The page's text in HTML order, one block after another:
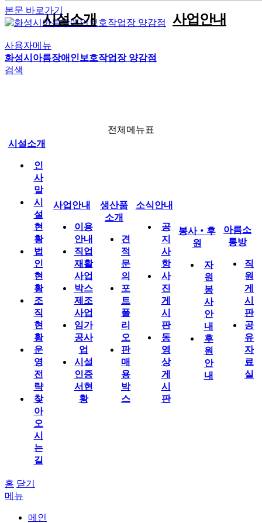
본문 바로가기
사용자메뉴
화성시아름장애인보호작업장 양감점
검색
시설소개
인사말
찾아오시는길
사업안내
견적문의
공지사항
봉사‧후원
자원봉사안내
아름소통방
직원게시판
전체메뉴표
시설소개
인
사
말
시
설
현
황
법
인
현
황
조
직
현
황
운
영
전
략
찾
아
오
시
는
길
사업안내
이용
안내
직업
재활
사업
박스
제조
사업
임가
공사
업
시설
인증
서현
황
생산품
소개
견
적
문
의
포
트
폴
리
오
판
매
용
박
스
소식안내
공
지
사
항
사
진
게
시
판
동
영
상
게
시
판
봉사‧후
원
자
원
봉
사
안
내
후
원
안
내
아름소
통방
직
원
게
시
판
공
유
자
료
실
홈 닫기
메뉴
메인